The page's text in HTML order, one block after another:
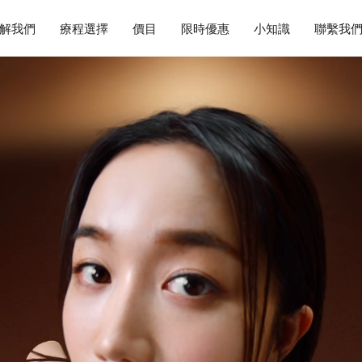
我們 療程選擇 價目 限時優惠 小知識 聯繫我們